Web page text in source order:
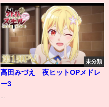
未分類
高田みづえ 夜ヒットOPメドレ
ー3